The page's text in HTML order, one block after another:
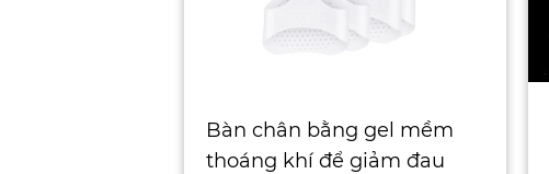
Bàn chân bằng gel mềm
thoáng khí để giảm đau